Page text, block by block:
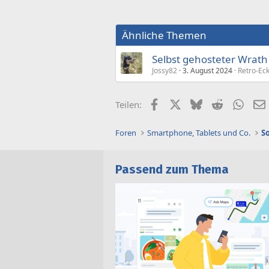
Ähnliche Themen
Selbst gehosteter
Jossy82 3. August 2024 Retro-
Teilen: FacebookX (Twitter)
BlueskyReddit
Foren Smartphone, Tablets und Co.
Passend zum Thema